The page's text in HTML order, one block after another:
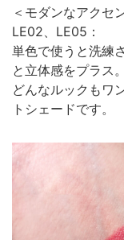
＜モダンなアクセ
LE02、LE05：
単色で使うと洗練
と立体感をプラス。
どんなルックもワ
トシェードです。